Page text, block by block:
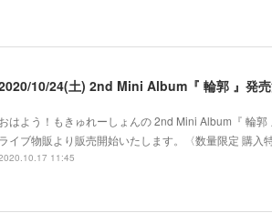
10/24(土) 2nd Mini Album『 輪郭 』発
おはよう！もきゅれーしょんの 2nd Mini Album『 輪
ライブ物販より販売開始いたします。〈数量限定 購
11:45